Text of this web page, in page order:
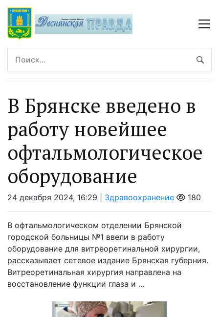
В Брянске введено в
работу новейшее
офтальмологическое
оборудование
24 декабря 2024, 16:29 | Здравоохранение 180
В офтальмологическом отделении Брянской
городской больницы №1 ввели в работу
оборудование для витреоретинальной хирургии,
рассказывает сетевое издание Брянская губерния.
Витреоретинальная хирургия направлена на
восстановление функции глаза и ...